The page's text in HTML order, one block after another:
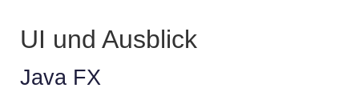
UI und Ausblick
Java FX